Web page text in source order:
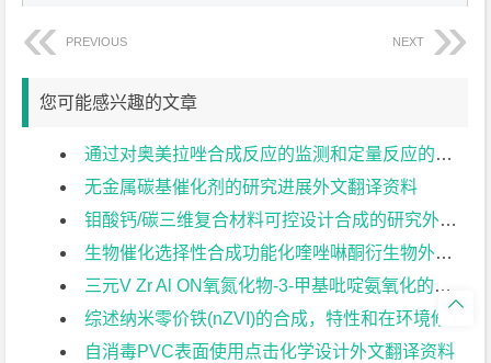
PREVIOUS NEXT
您可能感兴趣的文章
通过对奥美拉唑合成反应的监测和定量反应的在线拉曼光谱和表征组件外文翻译资料
无金属碳基催化剂的研究进展外文翻译资料
钼酸钙/碳三维复合材料可控设计合成的研究外文翻译资料
生物催化选择性合成功能化喹唑啉酮衍生物外文翻译资料
三元V Zr Al ON氧氮化物-3-甲基吡啶氨氧化的高效催化剂外文翻译资料
综述纳米零价铁(nZVI)的合成，特性和在环境修复中的应用外文翻译资料
自消毒PVC表面使用点击化学设计外文翻译资料
